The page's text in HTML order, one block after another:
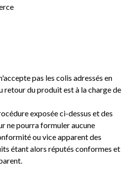
pas les colis adressés en
retour du produit est à la charge de
exposée ci-dessus et des
ne pourra formuler aucune
ou vice apparent des
étant alors réputés conformes et